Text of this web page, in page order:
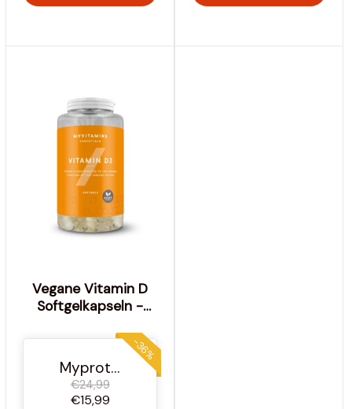
Vegane Vitamin D
Softgelkapseln -
Geschmacksneutral
Myprotein Österreich
€24,99
€15,99
-36%